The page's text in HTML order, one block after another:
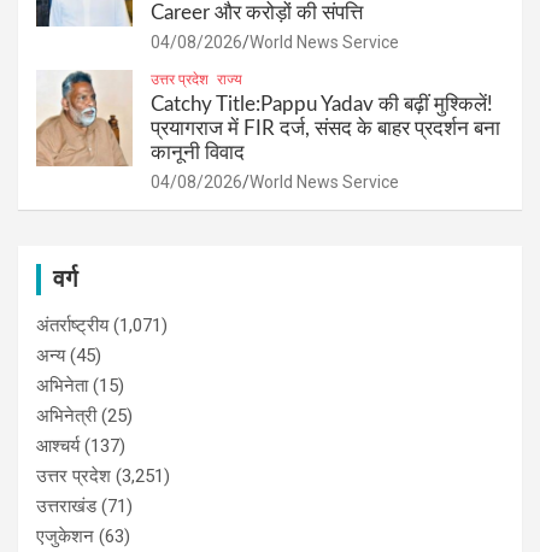
Career और करोड़ों की संपत्ति
04/08/2026 World News Service
उत्तर प्रदेश राज्य
Catchy Title:Pappu Yadav की बढ़ीं मुश्किलें!
प्रयागराज में FIR दर्ज, संसद के बाहर प्रदर्शन बना
कानूनी विवाद
04/08/2026 World News Service
वर्ग
अंतर्राष्ट्रीय(1,071)
अन्य(45)
अभिनेता(15)
अभिनेत्री(25)
आश्चर्य(137)
उत्तर प्रदेश (3,251)
उत्तराखंड(71)
एजुकेशन (63)